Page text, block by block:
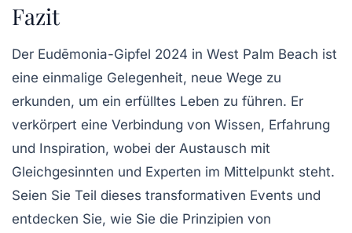
Fazit
Der Eudēmonia-Gipfel 2024 in West Palm Beach ist
eine einmalige Gelegenheit, neue Wege zu
erkunden, um ein erfülltes Leben zu führen. Er
verkörpert eine Verbindung von Wissen, Erfahrung
und Inspiration, wobei der Austausch mit
Gleichgesinnten und Experten im Mittelpunkt steht.
Seien Sie Teil dieses transformativen Events und
entdecken Sie, wie Sie die Prinzipien von